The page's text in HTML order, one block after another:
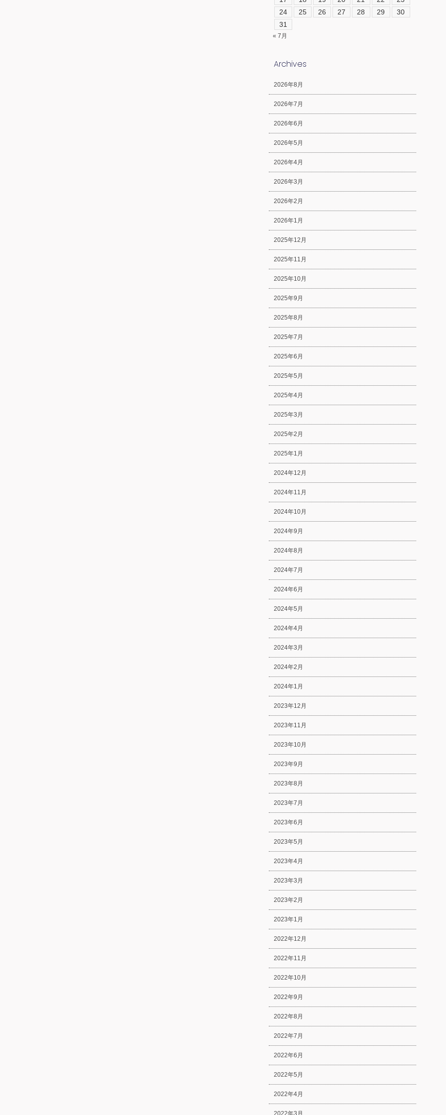
24
25 26 27 28 29
30
31
« 7月
Archives
2026年8月
2026年7月
2026年6月
2026年5月
2026年4月
2026年3月
2026年2月
2026年1月
2025年12月
2025年11月
2025年10月
2025年9月
2025年8月
2025年7月
2025年6月
2025年5月
2025年4月
2025年3月
2025年2月
2025年1月
2024年12月
2024年11月
2024年10月
2024年9月
2024年8月
2024年7月
2024年6月
2024年5月
2024年4月
2024年3月
2024年2月
2024年1月
2023年12月
2023年11月
2023年10月
2023年9月
2023年8月
2023年7月
2023年6月
2023年5月
2023年4月
2023年3月
2023年2月
2023年1月
2022年12月
2022年11月
2022年10月
2022年9月
2022年8月
2022年7月
2022年6月
2022年5月
2022年4月
2022年3月